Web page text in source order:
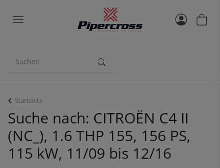
Startseite
Suche nach: CITROËN C4 II
(NC_), 1.6 THP 155, 156 PS,
115 kW, 11/09 bis 12/16